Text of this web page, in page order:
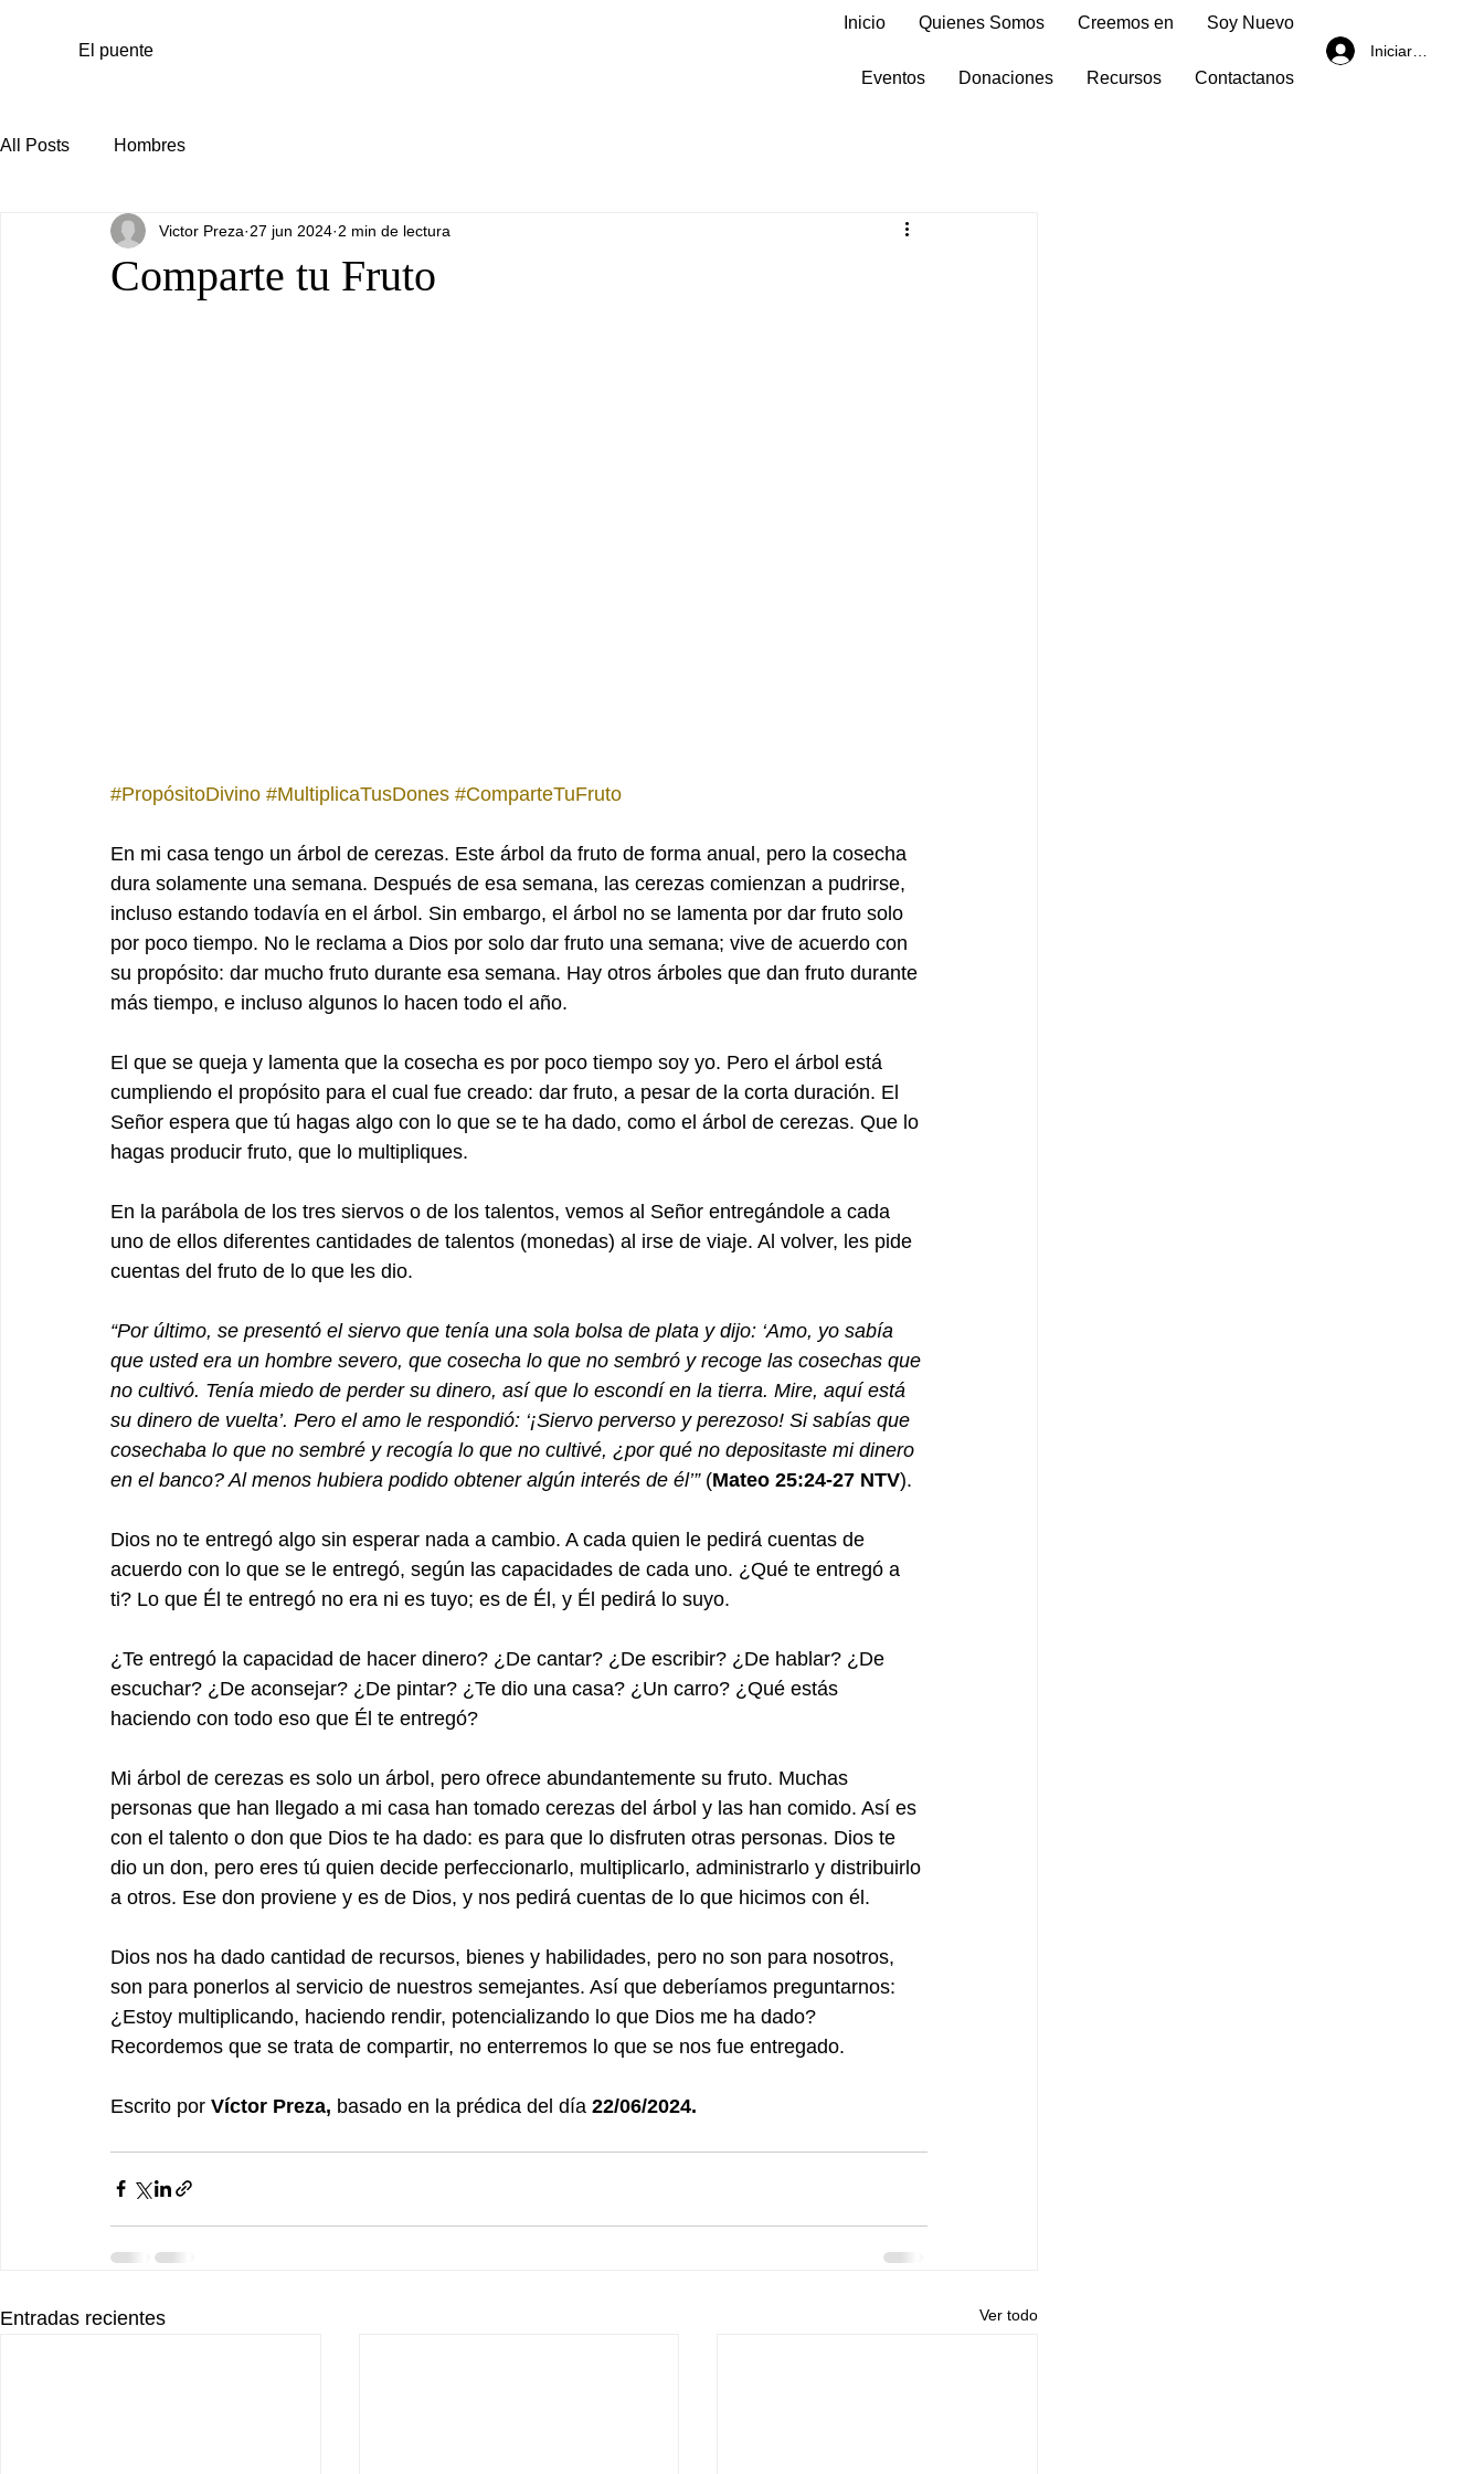
Inicio Quienes Somos Creemos en Soy Nuevo
Eventos Donaciones Recursos Contactanos
Iniciar sesión
El puente
All Posts Hombres
Comparte tu Fruto
Victor Preza 27 jun 2024 2 min de lectura
#PropósitoDivino #MultiplicaTusDones #ComparteTuFruto
En mi casa tengo un árbol de cerezas. Este árbol da fruto de forma anual, pero la cosecha
dura solamente una semana. Después de esa semana, las cerezas comienzan a pudrirse,
incluso estando todavía en el árbol. Sin embargo, el árbol no se lamenta por dar fruto solo
por poco tiempo. No le reclama a Dios por solo dar fruto una semana; vive de acuerdo con
su propósito: dar mucho fruto durante esa semana. Hay otros árboles que dan fruto durante
más tiempo, e incluso algunos lo hacen todo el año.
El que se queja y lamenta que la cosecha es por poco tiempo soy yo. Pero el árbol está
cumpliendo el propósito para el cual fue creado: dar fruto, a pesar de la corta duración. El
Señor espera que tú hagas algo con lo que se te ha dado, como el árbol de cerezas. Que lo
hagas producir fruto, que lo multipliques.
En la parábola de los tres siervos o de los talentos, vemos al Señor entregándole a cada
uno de ellos diferentes cantidades de talentos (monedas) al irse de viaje. Al volver, les pide
cuentas del fruto de lo que les dio.
“Por último, se presentó el siervo que tenía una sola bolsa de plata y dijo: ‘Amo, yo sabía
que usted era un hombre severo, que cosecha lo que no sembró y recoge las cosechas que
no cultivó. Tenía miedo de perder su dinero, así que lo escondí en la tierra. Mire, aquí está
su dinero de vuelta’. Pero el amo le respondió: ‘¡Siervo perverso y perezoso! Si sabías que
cosechaba lo que no sembré y recogía lo que no cultivé, ¿por qué no depositaste mi dinero
en el banco? Al menos hubiera podido obtener algún interés de él’” (Mateo 25:24-27 NTV).
Dios no te entregó algo sin esperar nada a cambio. A cada quien le pedirá cuentas de
acuerdo con lo que se le entregó, según las capacidades de cada uno. ¿Qué te entregó a
ti? Lo que Él te entregó no era ni es tuyo; es de Él, y Él pedirá lo suyo.
¿Te entregó la capacidad de hacer dinero? ¿De cantar? ¿De escribir? ¿De hablar? ¿De
escuchar? ¿De aconsejar? ¿De pintar? ¿Te dio una casa? ¿Un carro? ¿Qué estás
haciendo con todo eso que Él te entregó?
Mi árbol de cerezas es solo un árbol, pero ofrece abundantemente su fruto. Muchas
personas que han llegado a mi casa han tomado cerezas del árbol y las han comido. Así es
con el talento o don que Dios te ha dado: es para que lo disfruten otras personas. Dios te
dio un don, pero eres tú quien decide perfeccionarlo, multiplicarlo, administrarlo y distribuirlo
a otros. Ese don proviene y es de Dios, y nos pedirá cuentas de lo que hicimos con él.
Dios nos ha dado cantidad de recursos, bienes y habilidades, pero no son para nosotros,
son para ponerlos al servicio de nuestros semejantes. Así que deberíamos preguntarnos:
¿Estoy multiplicando, haciendo rendir, potencializando lo que Dios me ha dado?
Recordemos que se trata de compartir, no enterremos lo que se nos fue entregado.
Escrito por Víctor Preza, basado en la prédica del día 22/06/2024.
Entradas recientes Ver todo